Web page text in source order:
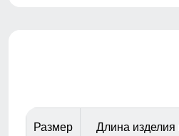
Размер
Длина изделия